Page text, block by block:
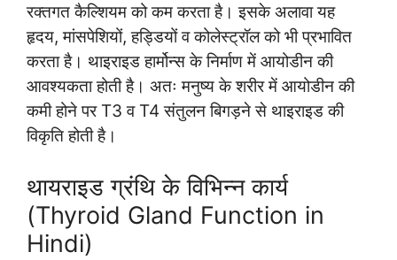
रक्तगत कैल्शियम को कम करता है। इसके अलावा यह
हृदय, मांसपेशियों, हड्डियों व कोलेस्ट्रॉल को भी प्रभावित
करता है। थाइराइड हार्मोन्स के निर्माण में आयोडीन की
आवश्यकता होती है। अतः मनुष्य के शरीर में आयोडीन की
कमी होने पर T3 व T4 संतुलन बिगड़ने से थाइराइड की
विकृति होती है।
थायराइड ग्रंथि के विभिन्न कार्य
(Thyroid Gland Function in
Hindi)